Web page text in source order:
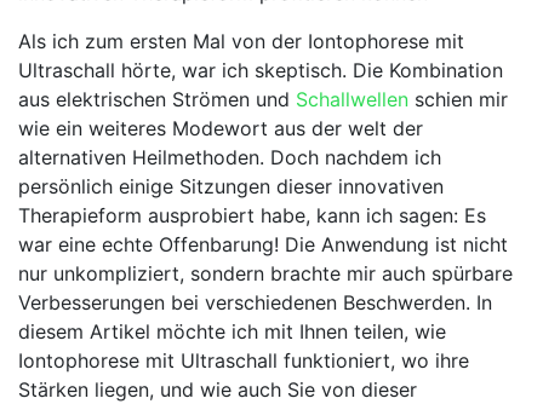
Als ich zum ersten Mal von‍ der Iontophorese​ mit
Ultraschall ​hörte, war ich ‌skeptisch.⁢ Die Kombination
aus elektrischen Strömen und⁣ Schallwellen schien ‍mir
wie ein weiteres Modewort aus ⁤der welt der
alternativen‌ Heilmethoden. Doch ⁢nachdem ich
‍persönlich⁢ einige Sitzungen dieser innovativen
Therapieform ausprobiert habe, kann ich sagen: Es
war eine ‌echte Offenbarung!‍ Die Anwendung ist nicht
nur unkompliziert,⁢ sondern brachte ‍mir ‍auch spürbare
Verbesserungen ​bei verschiedenen Beschwerden. In
⁣diesem Artikel möchte⁢ ich mit⁢ Ihnen ⁤teilen, wie
Iontophorese mit Ultraschall funktioniert,⁤ wo ihre
Stärken liegen, und ‍wie⁣ auch Sie ⁤von dieser